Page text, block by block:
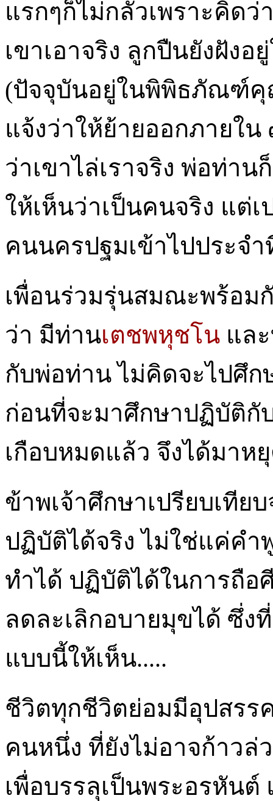
แรกๆก็ไม่กลัวเพราะคิด
เขาเอาจริง ลูกปืนยังฝัง
(ปัจจุบันอยู่ในพิพิธภัณฑ์คุ
แจ้งว่าให้ย้ายออกภายใ
ว่าเขาไล่เราจริง พ่อท่า
ให้เห็นว่าเป็นคนจริง แต่
คนนครปฐมเข้าไปประจ
เพื่อนร่วมรุ่นสมณะพร้อม
ว่า มีท่านเตชพหุชโน แล
กับพ่อท่าน ไม่คิดจะไปศึก
ก่อนที่จะมาศึกษาปฏิบัติกั
เกือบหมดแล้ว จึงได้มา
ข้าพเจ้าศึกษาเปรียบเทีย
ปฏิบัติได้จริง ไม่ใช่แค่คำ
ทำได้ ปฏิบัติได้ในการถื
ลดละเลิกอบายมุขได้ ซึ่ง
แบบนี้ให้เห็น.....
ชีวิตทุกชีวิตย่อมมีอุปสรร
คนหนึ่ง ที่ยังไม่อาจก้าวล่
เพื่อบรรลุเป็นพระอรหัน